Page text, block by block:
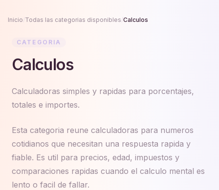
Inicio Todas las categorias disponibles/Calculos
CATEGORIA
Calculos
Calculadoras simples y rapidas para porcentajes,
totales e importes.
Esta categoria reune calculadoras para numeros
cotidianos que necesitan una respuesta rapida y
fiable. Es util para precios, edad, impuestos y
comparaciones rapidas cuando el calculo mental es
lento o facil de fallar.